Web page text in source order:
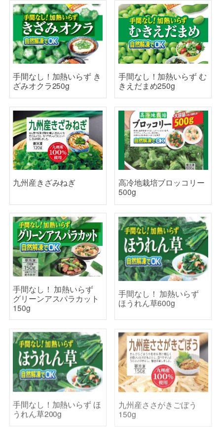
手間なし！加熱いらず き
ざみオクラ250g
手間なし！加熱いらず む
きえだまめ250g
九州産きざみねぎ
高冷地栽培ブロッコリー
500g
手間なし！ 加熱いらず
グリーンアスパラカット
150g
手間なし！ 加熱いらず
ほうれん草600g
手間なし！加熱いらず ほ
うれん草200g
九州産ささがきごぼう
150g